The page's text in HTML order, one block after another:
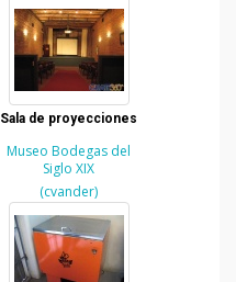
Sala de proyecciones
Museo Bodegas del
Siglo XIX
(cvander)